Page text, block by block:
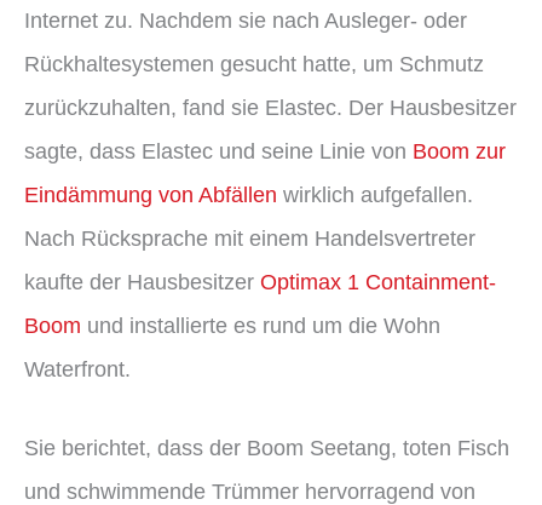
Internet zu. Nachdem sie nach Ausleger- oder
Rückhaltesystemen gesucht hatte, um Schmutz
zurückzuhalten, fand sie Elastec. Der Hausbesitzer
sagte, dass Elastec und seine Linie von Boom zur
Eindämmung von Abfällen wirklich aufgefallen.
Nach Rücksprache mit einem Handelsvertreter
kaufte der Hausbesitzer Optimax 1 Containment-
Boom und installierte es rund um die Wohn
Waterfront.
Sie berichtet, dass der Boom Seetang, toten Fisch
und schwimmende Trümmer hervorragend von